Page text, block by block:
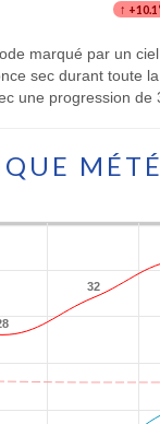
↑
marqué par un
sec durant
une progression
32
32